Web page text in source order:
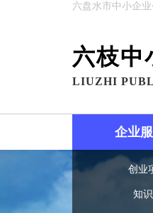
六盘水市中小企
六枝中
LIUZHI
企业
创业
知